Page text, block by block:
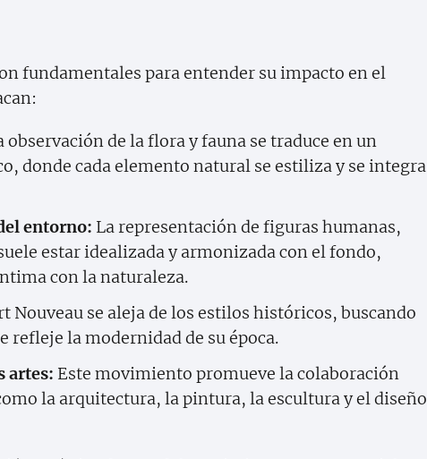
fundamentales para entender su impacto en el
observación de la flora y fauna se traduce en un
donde cada elemento natural se estiliza y se integra
entorno: La representación de figuras humanas,
estar idealizada y armonizada con el fondo,
con la naturaleza.
Nouveau se aleja de los estilos históricos, buscando
refleje la modernidad de su época.
artes: Este movimiento promueve la colaboración
la arquitectura, la pintura, la escultura y el diseño